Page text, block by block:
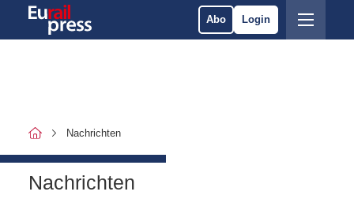
Abo Login
Nachrichten
Nachrichten